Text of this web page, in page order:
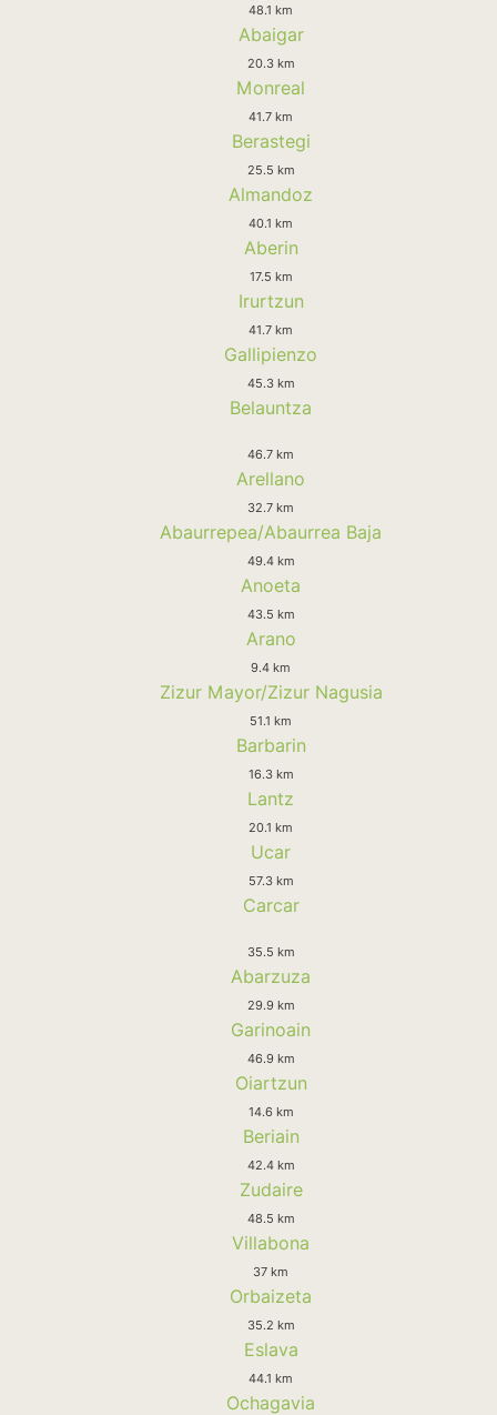
48.1 km
Abaigar
20.3 km
Monreal
41.7 km
Berastegi
25.5 km
Almandoz
40.1 km
Aberin
17.5 km
Irurtzun
41.7 km
Gallipienzo
45.3 km
Belauntza
46.7 km
Arellano
32.7 km
Abaurrepea/Abaurrea Baja
49.4 km
Anoeta
43.5 km
Arano
9.4 km
Zizur Mayor/Zizur Nagusia
51.1 km
Barbarin
16.3 km
Lantz
20.1 km
Ucar
57.3 km
Carcar
35.5 km
Abarzuza
29.9 km
Garinoain
46.9 km
Oiartzun
14.6 km
Beriain
42.4 km
Zudaire
48.5 km
Villabona
37 km
Orbaizeta
35.2 km
Eslava
44.1 km
Ochagavia